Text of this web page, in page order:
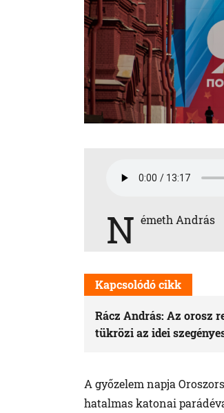
N émeth András
Kapcsolódó cikk
Rácz András: Az orosz
tükrözi az idei
A győzelem napja
hatalmas katonai